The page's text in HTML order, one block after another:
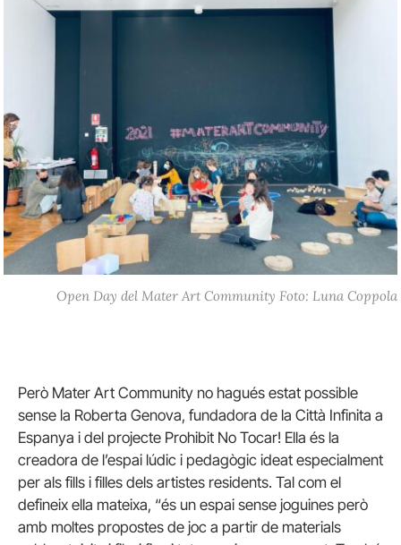
Open Day del Mater Art Community Foto: Luna Coppola
Però Mater Art Community no hagués estat possible
sense la Roberta Genova, fundadora de la Città Infinita a
Espanya i del projecte Prohibit No Tocar! Ella és la
creadora de l’espai lúdic i pedagògic ideat especialment
per als fills i filles dels artistes residents. Tal com el
defineix ella mateixa, “és un espai sense joguines però
amb moltes propostes de joc a partir de materials